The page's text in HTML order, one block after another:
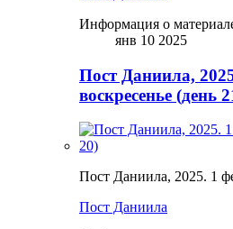
Информация о
янв 10 2025
Пост Даниила,
воскресенье (день
Пост Даниила, 2025. 1
Пост Даниила